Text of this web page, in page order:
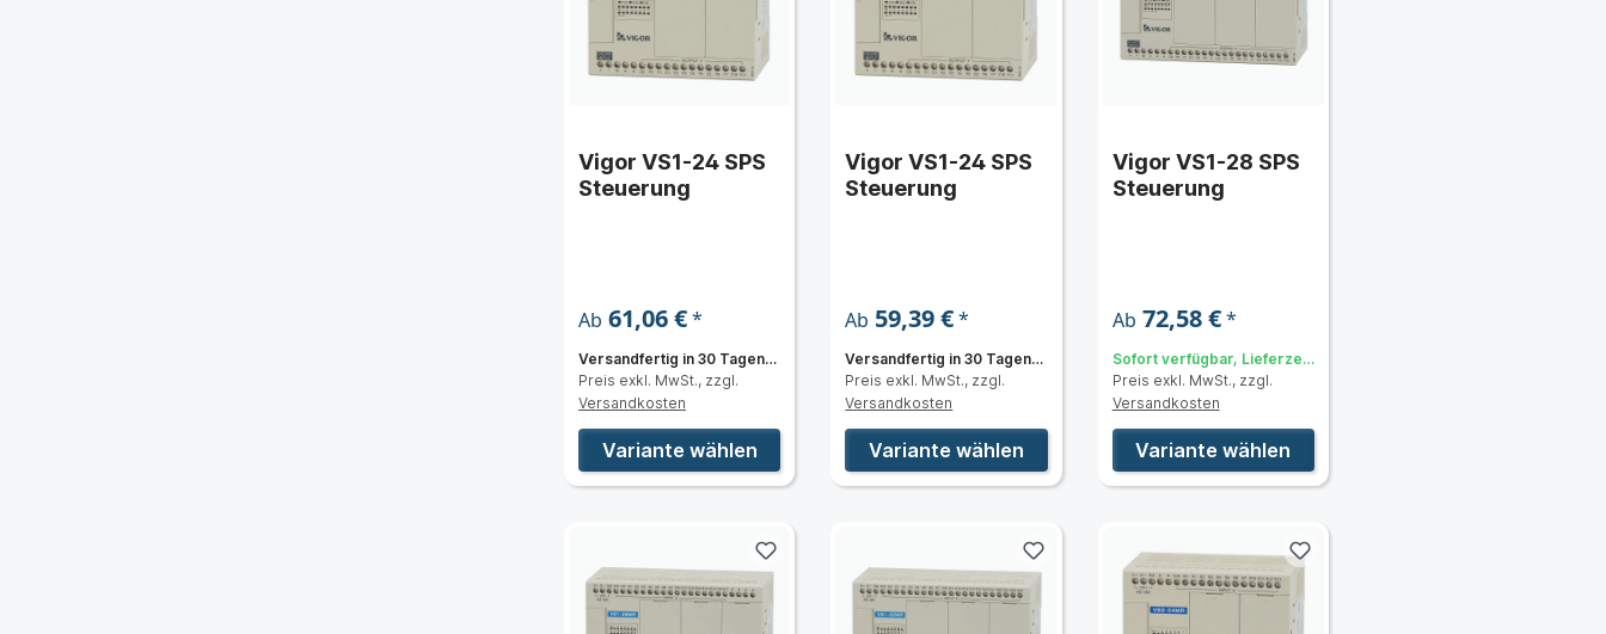
Vigor VS1-24 SPS
Steuerung
Ab 61,06 €*
Versandfertig in 30 Tagen,
Lieferzeit 6 bis 8 Wochen
Preis exkl. MwSt., zzgl.
Versandkosten
Variante wählen
Vigor VS1-24 SPS
Steuerung
Ab 59,39 €*
Versandfertig in 30 Tagen,
Lieferzeit 6 bis 8 Wochen
Preis exkl. MwSt., zzgl.
Versandkosten
Variante wählen
Vigor VS1-28 SPS
Steuerung
Ab 72,58 €*
Sofort verfügbar, Lieferzeit:
3 bis 5 Tage
Preis exkl. MwSt., zzgl.
Versandkosten
Variante wählen